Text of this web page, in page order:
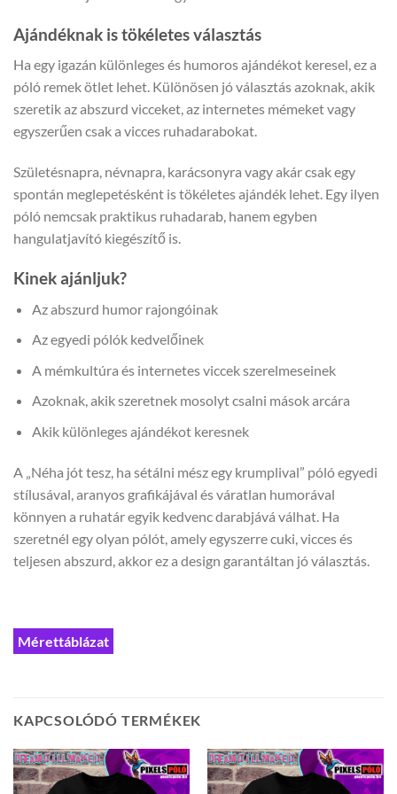
Ajándéknak is tökéletes választás
Ha egy igazán különleges és humoros ajándékot keresel, ez a
póló remek ötlet lehet. Különösen jó választás azoknak, akik
szeretik az abszurd vicceket, az internetes mémeket vagy
egyszerűen csak a vicces ruhadarabokat.
Születésnapra, névnapra, karácsonyra vagy akár csak egy
spontán meglepetésként is tökéletes ajándék lehet. Egy ilyen
póló nemcsak praktikus ruhadarab, hanem egyben
hangulatjavító kiegészítő is.
Kinek ajánljuk?
Az abszurd humor rajongóinak
Az egyedi pólók kedvelőinek
A mémkultúra és internetes viccek szerelmeseinek
Azoknak, akik szeretnek mosolyt csalni mások arcára
Akik különleges ajándékot keresnek
A „Néha jót tesz, ha sétálni mész egy krumplival” póló egyedi
stílusával, aranyos grafikájával és váratlan humorával
könnyen a ruhatár egyik kedvenc darabjává válhat. Ha
szeretnél egy olyan pólót, amely egyszerre cuki, vicces és
teljesen abszurd, akkor ez a design garantáltan jó választás.
Mérettáblázat
KAPCSOLÓDÓ TERMÉKEK